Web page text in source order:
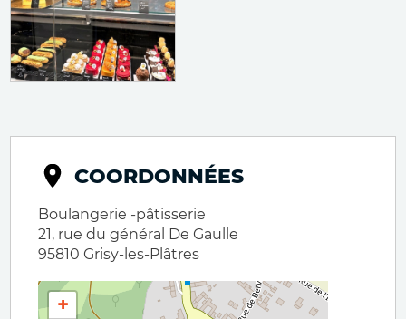
COORDONNÉES
Boulangerie -pâtisserie
21, rue du général De Gaulle
95810 Grisy-les-Plâtres
+